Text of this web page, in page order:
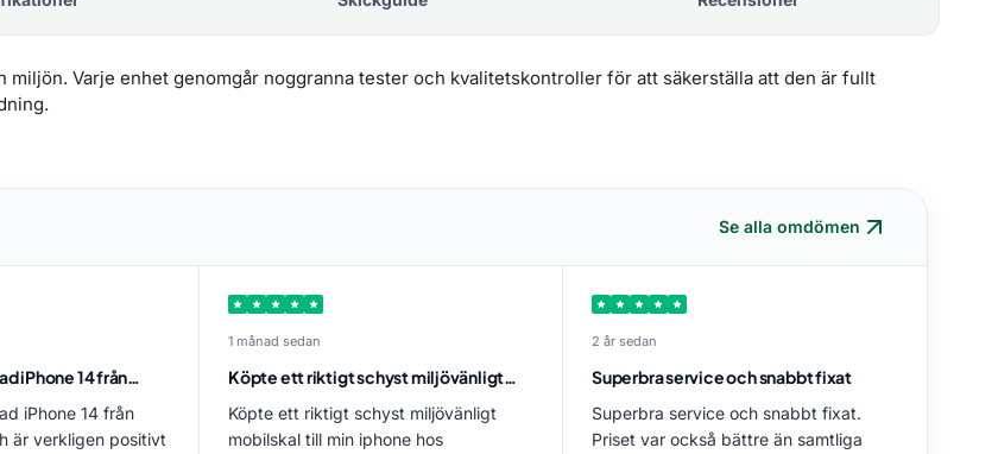
miljön. Varje enhet genomgår noggranna tester och kvalitetskontroller för att säkerställa att den är fullt
Se alla omdömen
iPhone 14 från…
iPhone 14 från
är verkligen positivt
1 månad sedan
Köpte ett riktigt schyst miljövänligt…
Köpte ett riktigt schyst miljövänligt
mobilskal till min iphone hos
2 år sedan
Superbra service och snabbt fixat
Superbra service och snabbt fixat.
Priset var också bättre än samtliga